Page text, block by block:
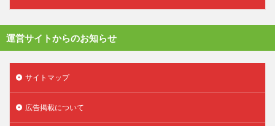
運営サイトからのお知らせ
サイトマップ
広告掲載について